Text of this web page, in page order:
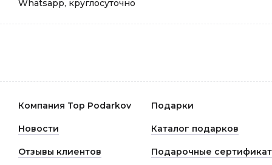
Whatsapp, круглосуточно
Компания Top Podarkov Подарки
Новости Каталог подарков
Отзывы клиентов Подарочные